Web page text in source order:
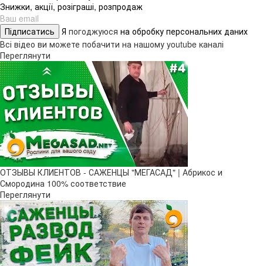
Знижки, акції, розіграші, розпродаж
Підписатись Я погоджуюся на обробку персональних даних
Всі відео ви можете побачити на нашому youtube каналі
Переглянути
ОТЗЫВЫ КЛИЕНТОВ - САЖЕНЦЫ "МЕГАСАД" | Абрикос и
Смородина 100% соответствие
Переглянути